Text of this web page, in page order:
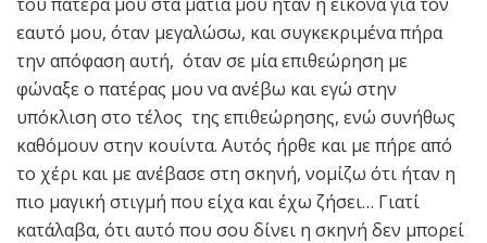
εαυτό μου, όταν μεγαλώσω, και συγκεκριμένα πήρα
την απόφαση αυτή, όταν σε μία επιθεώρηση με
φώναξε ο πατέρας μου να ανέβω και εγώ στην
υπόκλιση στο τέλος της επιθεώρησης, ενώ συνήθως
καθόμουν στην κουίντα. Αυτός ήρθε και με πήρε από
το χέρι και με ανέβασε στη σκηνή, νομίζω ότι ήταν η
πιο μαγική στιγμή που είχα και έχω ζήσει… Γιατί
κατάλαβα, ότι αυτό που σου δίνει η σκηνή δεν μπορεί